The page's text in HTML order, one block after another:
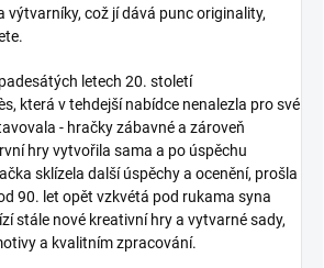
výtvarníky, což jí dává punc originality,
letech 20. století
která v tehdejší nabídce nenalezla pro své
- hračky zábavné a zároveň
hry vytvořila sama a po úspěchu
sklízela další úspěchy a ocenění, prošla
90. let opět vzkvétá pod rukama syna
stále nové kreativní hry a vytvarné sady,
a kvalitním zpracování.